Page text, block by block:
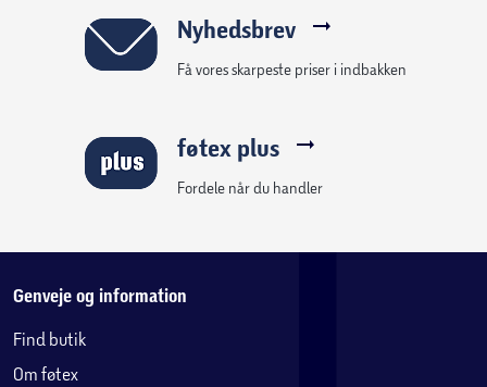
rengøring.
- Det anbefales, at havemøbler i stål opbevares tørt
udenfor sæson.
Nyhedsbrev
Få vores skarpeste priser i indbakken
føtex plus
Fordele når du handler
Genveje og information
Find butik
Om føtex